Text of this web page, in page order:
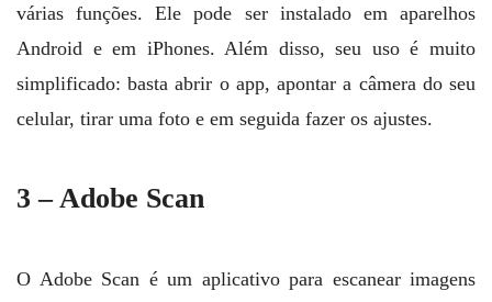
várias funções. Ele pode ser instalado em aparelhos
Android e em iPhones. Além disso, seu uso é muito
simplificado: basta abrir o app, apontar a câmera do seu
celular, tirar uma foto e em seguida fazer os ajustes.
3 – Adobe Scan
O Adobe Scan é um aplicativo para escanear imagens